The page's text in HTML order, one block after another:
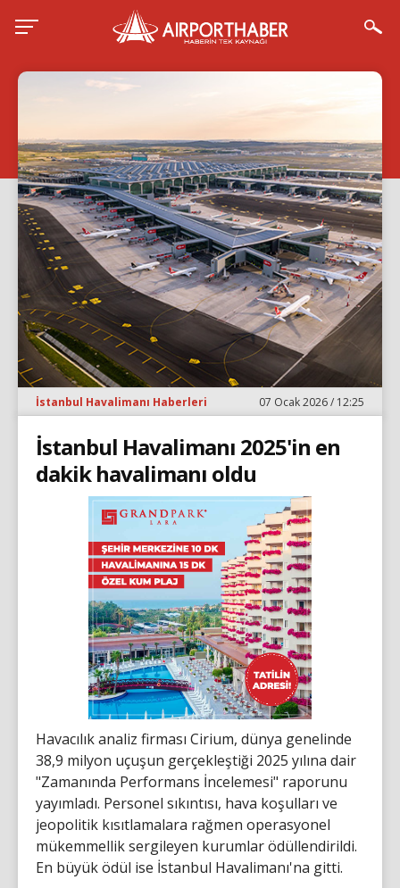
İstanbul Havalimanı Haberleri 07 Ocak 2026 / 12:25
İstanbul Havalimanı 2025'in en
dakik havalimanı oldu
Havacılık analiz firması Cirium, dünya genelinde
38,9 milyon uçuşun gerçekleştiği 2025 yılına dair
"Zamanında Performans İncelemesi" raporunu
yayımladı. Personel sıkıntısı, hava koşulları ve
jeopolitik kısıtlamalara rağmen operasyonel
mükemmellik sergileyen kurumlar ödüllendirildi.
En büyük ödül ise İstanbul Havalimanı'na gitti.